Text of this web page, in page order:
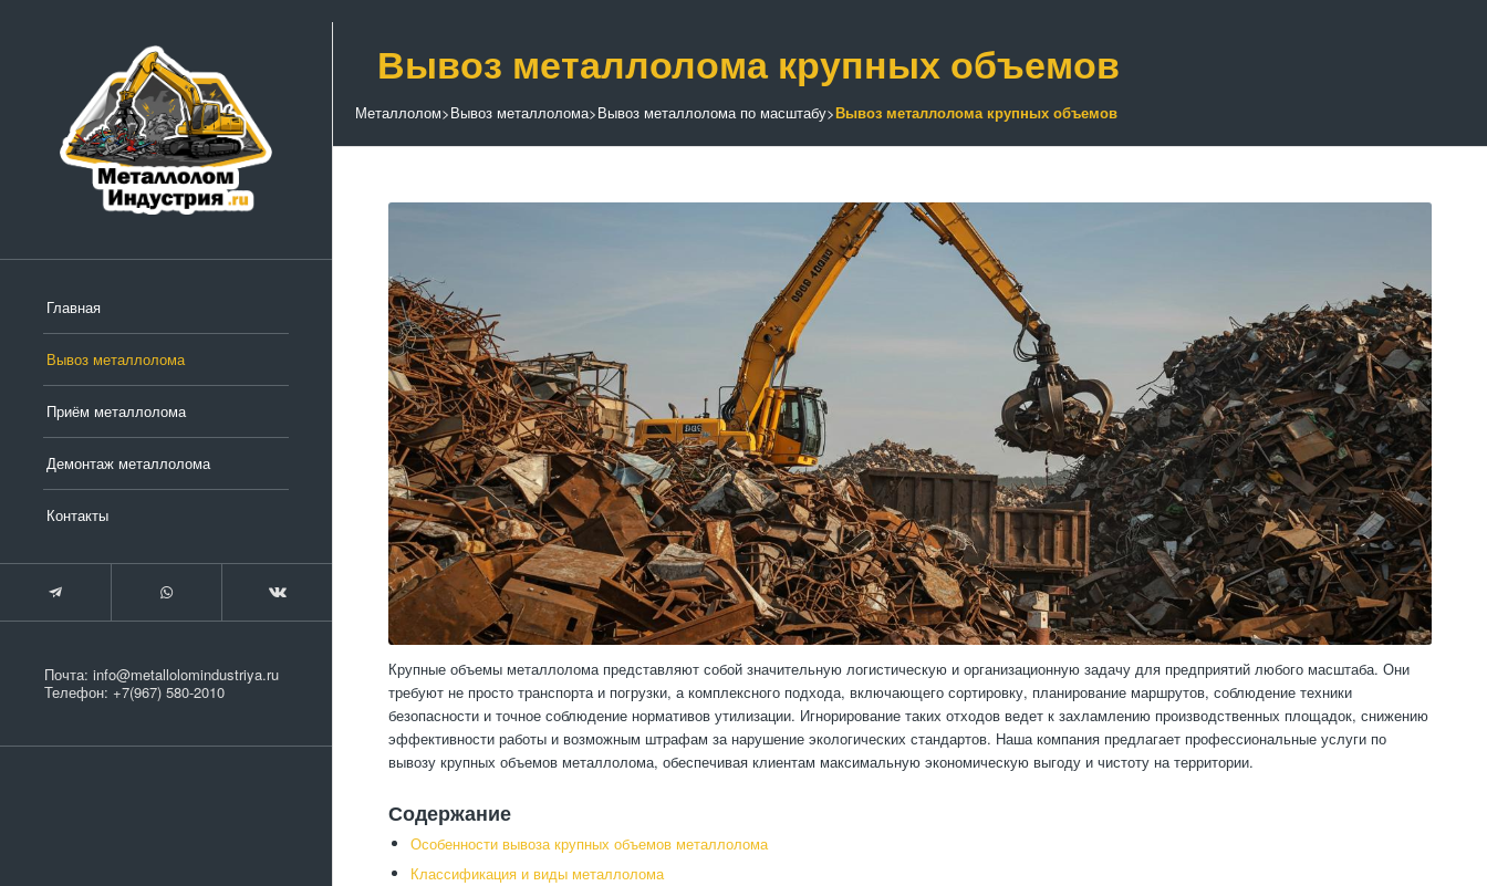
Главная
Вывоз металлолома
Приём металлолома
Демонтаж металлолома
Контакты
Почта: info@metallolomindustriya.ru
Телефон: +7(967) 580-2010
Вывоз металлолома крупных объемов
Металлолом>Вывоз металлолома>Вывоз металлолома по масштабу>Вывоз металлолома крупных объемов
Крупные объемы металлолома представляют собой значительную логистическую и организационную задачу для предприятий любого масштаба. Они
требуют не просто транспорта и погрузки, а комплексного подхода, включающего сортировку, планирование маршрутов, соблюдение техники
безопасности и точное соблюдение нормативов утилизации. Игнорирование таких отходов ведет к захламлению производственных площадок, снижению
эффективности работы и возможным штрафам за нарушение экологических стандартов. Наша компания предлагает профессиональные услуги по
вывозу крупных объемов металлолома, обеспечивая клиентам максимальную экономическую выгоду и чистоту на территории.
Содержание
Особенности вывоза крупных объемов металлолома
Классификация и виды металлолома